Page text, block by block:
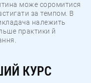
може соромитися
за темпом. В
належить
практики й
КУРС